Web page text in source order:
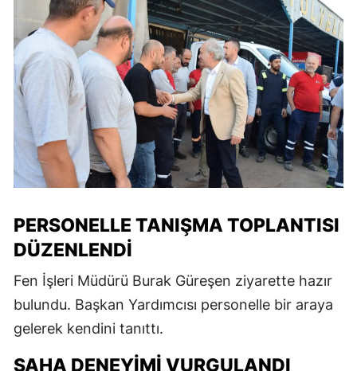
PERSONELLE TANIŞMA TOPLANTISI
DÜZENLENDI
Fen İşleri Müdürü Burak Güreşen ziyarette hazır
bulundu. Başkan Yardımcısı personelle bir araya
gelerek kendini tanıttı.
SAHA DENEYIMI VURGULANDI